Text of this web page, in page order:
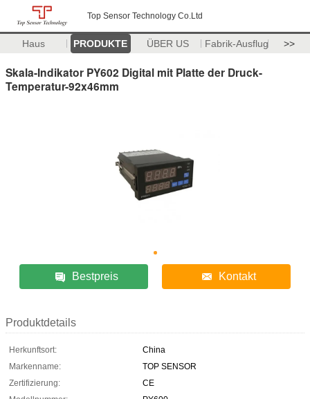
Top Sensor Technology Co.Ltd
Haus PRODUKTE ÜBER US Fabrik-Ausflug >>
Skala-Indikator PY602 Digital mit Platte der Druck-
Temperatur-92x46mm
Bestpreis Kontakt
Produktdetails
Herkunftsort:
China
Markenname:
TOP SENSOR
Zertifizierung:
CE